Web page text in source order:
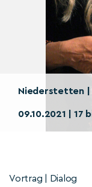
Niederstetten |
09.10.2021 | 17
Vortrag | Dialog